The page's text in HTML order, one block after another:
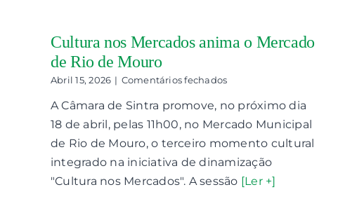
Cultura nos Mercados anima o Mercado
de Rio de Mouro
Abril 15, 2026 | Comentários fechadosem
nos
Mercados
o
Mercado
Rio
A Câmara de Sintra promove, no próximo dia
18 de abril, pelas 11h00, no Mercado Municipal
de Rio de Mouro, o terceiro momento cultural
integrado na iniciativa de dinamização
"Cultura nos Mercados". A sessão [Ler +]